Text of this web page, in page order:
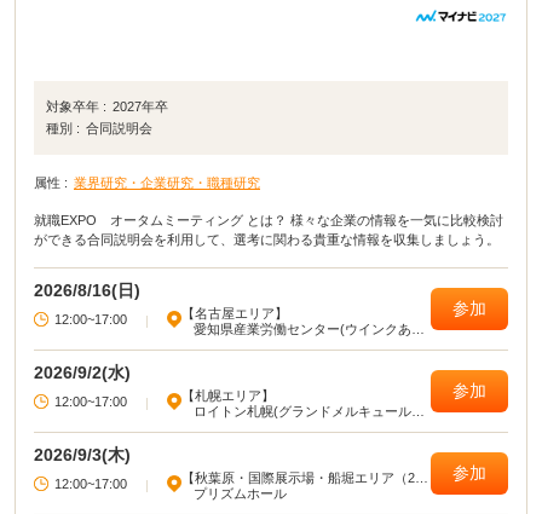
対象卒年 : 2027年卒
種別 : 合同説明会
属性 : 業界研究・企業研究・職種研究
就職EXPO オータムミーティング とは？ 様々な企業の情報を一気に比較検討
ができる合同説明会を利用して、選考に関わる貴重な情報を収集しましょう。
2026/8/16(日)
12:00~17:00 |
【名古屋エリア】
愛知県産業労働センター(ウインクあい
参加
2026/9/2(水)
12:00~17:00 |
【札幌エリア】
ロイトン札幌(グランドメルキュール札
参加
2026/9/3(木)
12:00~17:00 |
【秋葉原・国際展示場・船堀エリア（23
区東部）】
プリズムホール
参加